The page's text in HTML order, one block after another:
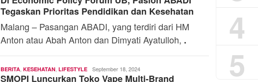
Ossy
Di Economic Policy Forum UB, Paslon ABADI
Tegaskan Prioritas Pendidikan dan Kesehatan
Malang – Pasangan ABADI, yang terdiri dari HM
Anton atau Abah Anton dan Dimyati Ayatulloh, .
BERITA, KESEHATAN, LIFESTYLE Admin
September 18, 2024
4
5